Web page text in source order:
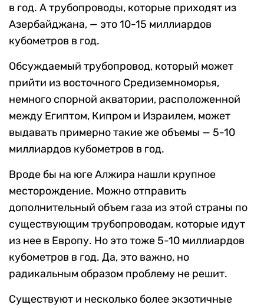
в год. А трубопроводы, которые приходят из
Азербайджана, — это 10-15 миллиардов
кубометров в год.
Обсуждаемый трубопровод, который может
прийти из восточного Средиземноморья,
немного спорной акватории, расположенной
между Египтом, Кипром и Израилем, может
выдавать примерно такие же объемы — 5-10
миллиардов кубометров в год.
Вроде бы на юге Алжира нашли крупное
месторождение. Можно отправить
дополнительный объем газа из этой страны по
существующим трубопроводам, которые идут
из нее в Европу. Но это тоже 5-10 миллиардов
кубометров в год. Да, это важно, но
радикальным образом проблему не решит.
Существуют и несколько более экзотичные